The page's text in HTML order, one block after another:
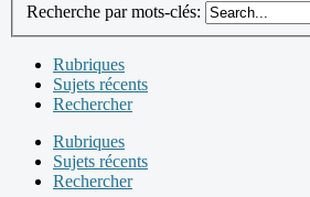
Recherche par mots-clés:
Rubriques
Sujets récents
Rechercher
Rubriques
Sujets récents
Rechercher